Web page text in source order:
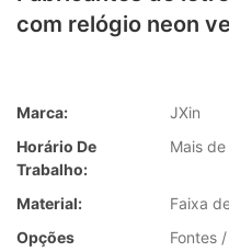
com relógio neon
Marca:
JXin
Horário De
Trabalho:
Mais
Material:
Faixa
Opções
Fontes